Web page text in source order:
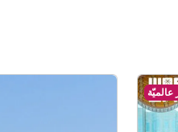
عالميّة